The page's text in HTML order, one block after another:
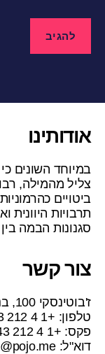
אודותינו
במיוחד השונים
צליל מהמילה,
ביטויים
תרבויות
סגנונות הבמה
צור קשר
ז'בוטינסקי 100, בני ברק 90210
טלפון: +1 4 212 443 2211
פקס: +1 4 212 443 2211
דוא"ל: